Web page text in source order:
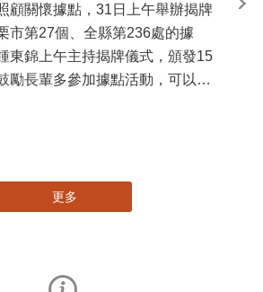
顧關懷據點，31日上午舉辦揭牌
市第27個、全縣第236處的據
東錦上午主持揭牌儀式，頒發15
勵長輩多參加據點活動，可以更
苗
更多